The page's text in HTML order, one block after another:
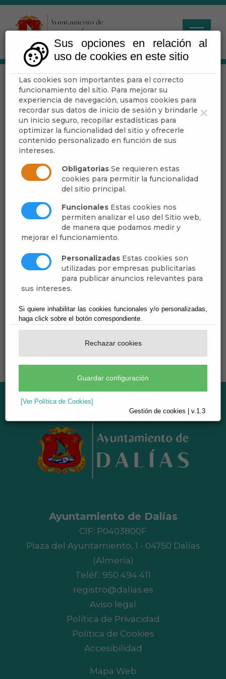
×
Sus opciones en relación al
uso de cookies en este sitio
Las cookies son importantes para el correcto
funcionamiento del sitio. Para mejorar su
experiencia de navegación, usamos cookies para
recordar sus datos de inicio de sesión y brindarle
un inicio seguro, recopilar estadísticas para
optimizar la funcionalidad del sitio y ofrecerle
contenido personalizado en función de sus
intereses.
Obligatorias Se requieren estas
cookies para permitir la funcionalidad
del sitio principal.
Funcionales Estas cookies nos
permiten analizar el uso del Sitio web,
de manera que podamos medir y
mejorar el funcionamiento.
Personalizadas Estas cookies son
utilizadas por empresas publicitarias
para publicar anuncios relevantes para
sus intereses.
Si quiere inhabilitar las cookies funcionales y/o personalizadas,
haga click sobre el botón correspondiente.
Rechazar cookies
Guardar configuración
[Ver Política de Cookies]
Gestión de cookies | v.1.3
Cine de Verano 2025 -
Dalías
Escuchar
Jul
Cine de Verano 2025 - Dalías
Ayuntamiento de Dalías
CIF: P0403800F
Plaza del Ayuntamiento, 1 - 04750 Dalías
(Almería)
Teléf.: 950 494 411
registro@dalias.es
Aviso legal
Política de Privacidad
Política de Cookies
Accesibilidad
Mapa Web